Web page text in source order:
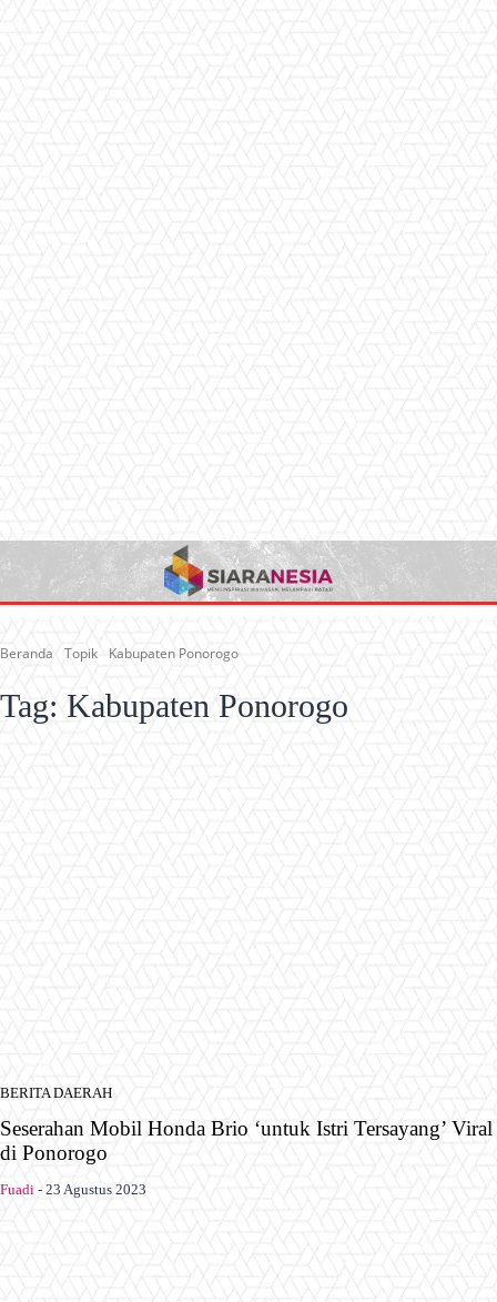
Beranda Topik Kabupaten Ponorogo
Tag: Kabupaten Ponorogo
BERITA DAERAH
Seserahan Mobil Honda Brio ‘untuk Istri Tersayang’ Viral
di Ponorogo
Fuadi - 23 Agustus 2023